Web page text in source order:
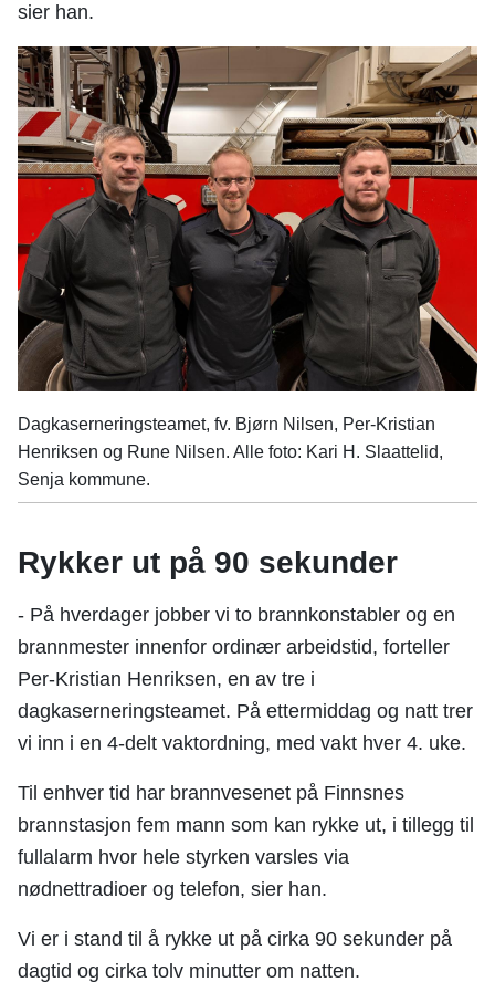
sier han.
Dagkaserneringsteamet, fv. Bjørn Nilsen, Per-Kristian
Henriksen og Rune Nilsen. Alle foto: Kari H. Slaattelid,
Senja kommune.
Rykker ut på 90 sekunder
- På hverdager jobber vi to brannkonstabler og en
brannmester innenfor ordinær arbeidstid, forteller
Per-Kristian Henriksen, en av tre i
dagkaserneringsteamet. På ettermiddag og natt trer
vi inn i en 4-delt vaktordning, med vakt hver 4. uke.
Til enhver tid har brannvesenet på Finnsnes
brannstasjon fem mann som kan rykke ut, i tillegg til
fullalarm hvor hele styrken varsles via
nødnettradioer og telefon, sier han.
Vi er i stand til å rykke ut på cirka 90 sekunder på
dagtid og cirka tolv minutter om natten.